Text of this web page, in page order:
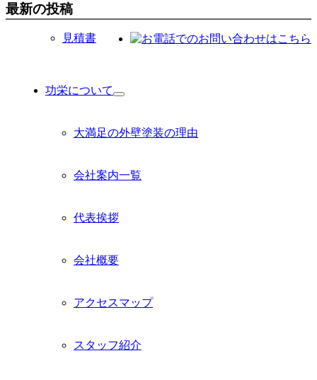
功栄について
サ
ニ
を
大満足の外壁塗装の理由
会社案内一覧
代表挨拶
会社概要
アクセスマップ
スタッフ紹介
最新の投稿
見積書